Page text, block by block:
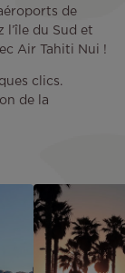
de
du Sud et
Air Tahiti Nui !
clics.
de la